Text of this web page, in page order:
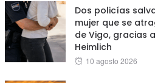
Dos policías
mujer que se
de Vigo, gracias
Heimlich
Posted
10 agosto 2026